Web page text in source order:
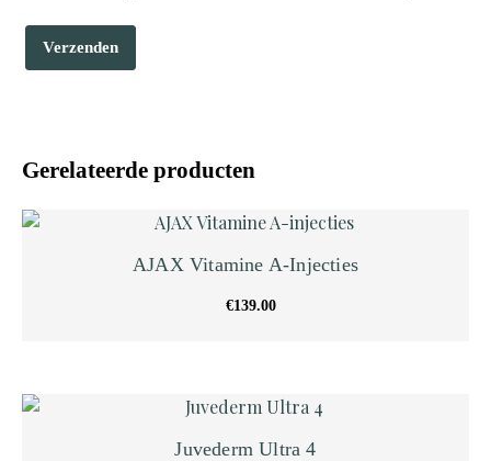
Gerelateerde producten
AJAX Vitamine A-Injecties
€139.00
Juvederm Ultra 4